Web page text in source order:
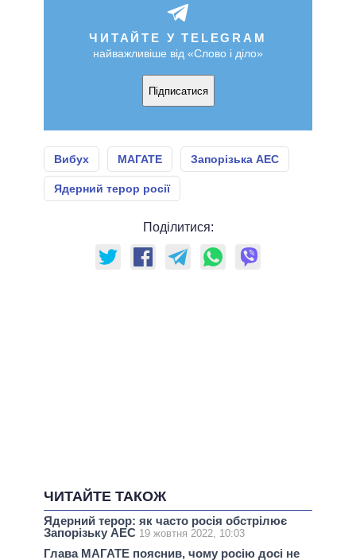
ЧИТАЙТЕ У TELEGRAM
найважливіше від «Слово і діло»
Підписатися
Вибух МАГАТЕ Запорізька АЕС
Ядерний терор росії
Поділитися:
ЧИТАЙТЕ ТАКОЖ
Ядерний терор: як часто росія обстрілює
Запорізьку АЕС 19 жовтня 2022, 10:03
Глава МАГАТЕ пояснив, чому росію досі не